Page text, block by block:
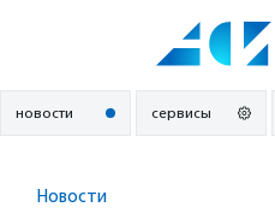
новости сервисы
Новости